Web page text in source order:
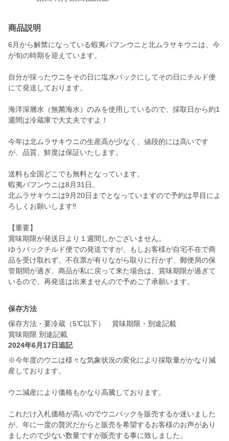
商品説明
6月から解禁になっている蝦夷バフンウニと北ムラサキウニは、今
が旬の時期を迎えています。
自分が採ったウニをその日に塩水パックにしてその日にチルド便
にて発送しております。
海洋深層水（無菌海水）のみを使用しているので、採取日から約1
週間は冷蔵庫で大丈夫ですよ！
今年は北ムラサキウニの生産高が少なく、値段的には高いです
が、品質、鮮度は保証いたします。
送料も全国どこでも無料となっています。
蝦夷バフンウニは8月31日。
北ムラサキウニは9月20日までとなっていますので予約は早目によ
ろしくお願いします‼️
【重要】
賞味期限が発送日より１週間しかございません。
ゆうパックチルド便での発送ですが、もしお客様が自宅不在で商
品を受け取れず、不在票が有りながら取りに行かず、郵便局の保
管期間が過ぎ、商品が私に戻って来た場合は、賞味期限が過ぎて
いるので、再発送は出来ませんので予めご了承願います。
保存方法
保存方法・要冷蔵（5℃以下） 賞味期限・別途記載
賞味期限 別途記載
2024年6月17日追記
※今年度のウニは様々な気象状況の変化により採取量がかなり減
産しております。
ウニ減産により価格もかなり高騰しております。
これだけ入札価格が高いのでウニパックを販売するか迷いました
が、年に一度の贅沢だからと販売を希望するお客様のお声があり
ましたので少ない数量ですが販売する事に致しました。